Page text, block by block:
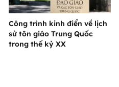
Công trình kinh điển về lịch
sử tôn giáo Trung Quốc
trong thế kỷ XX